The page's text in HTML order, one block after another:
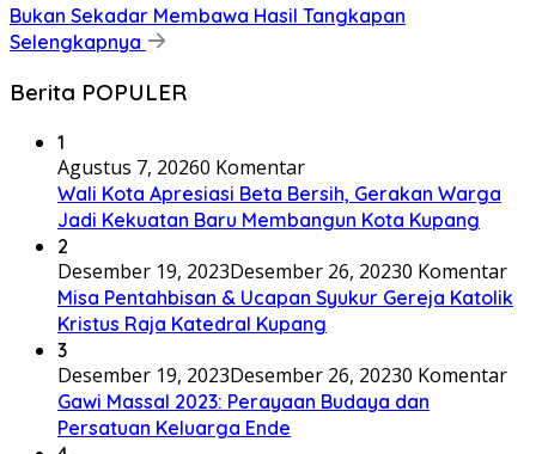
Bukan Sekadar Membawa Hasil Tangkapan
Selengkapnya
Berita POPULER
1
Agustus 7, 20260 Komentar
Wali Kota Apresiasi Beta Bersih, Gerakan Warga
Jadi Kekuatan Baru Membangun Kota Kupang
2
Desember 19, 2023Desember 26, 20230 Komentar
Misa Pentahbisan & Ucapan Syukur Gereja Katolik
Kristus Raja Katedral Kupang
3
Desember 19, 2023Desember 26, 20230 Komentar
Gawi Massal 2023: Perayaan Budaya dan
Persatuan Keluarga Ende